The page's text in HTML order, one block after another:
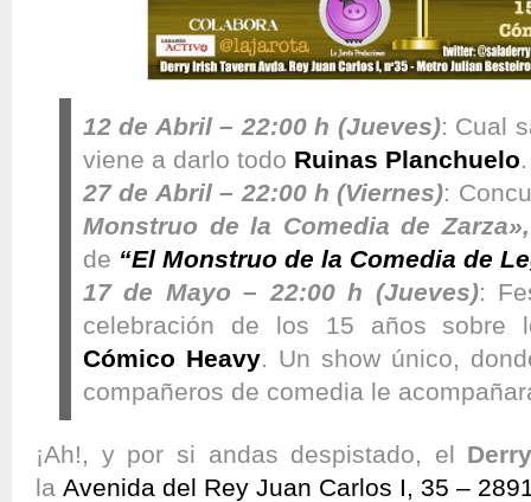
12 de Abril – 22:00 h (Jueves): Cual
viene a darlo todo Ruinas Planchuelo
27 de Abril – 22:00 h (Viernes):
Monstruo de la Comedia de Zarza»,
de “El Monstruo de la Comedia de
17 de Mayo – 22:00 h (Jueves):
celebración de los 15 años sobre
Cómico Heavy . Un show único,
compañeros de comedia le
¡Ah!, y por si andas despistado, el
la Avenida del Rey Juan Carlos I, 35 –